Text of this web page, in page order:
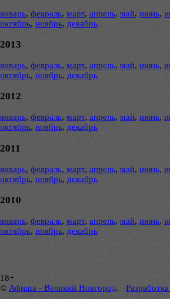
январь, февраль, март, апрель, май, июнь,
октябрь, ноябрь, декабрь
2013
январь, февраль, март, апрель, май, июнь,
октябрь, ноябрь, декабрь
2012
январь, февраль, март, апрель, май, июнь,
октябрь, ноябрь, декабрь
2011
январь, февраль, март, апрель, май, июнь,
октябрь, ноябрь, декабрь
2010
январь, февраль, март, апрель, май, июнь,
октябрь, ноябрь, декабрь
18+
© Афиша - Великий Новгород.